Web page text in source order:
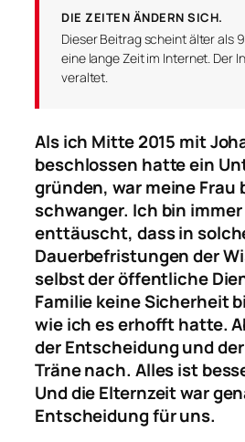
DIE ZEITEN ÄNDERN SICH.
Dieser Beitrag scheint älter als
eine lange Zeit im Internet. Der
veraltet.
Als ich Mitte 2015 mit
beschlossen hatte ein
gründen, war meine Frau
schwanger. Ich bin
enttäuscht, dass in
Dauerbefristungen der
selbst der öffentliche
Familie keine Sicherheit
wie ich es erhofft hatte.
der Entscheidung und
Träne nach. Alles ist
Und die Elternzeit war
Entscheidung für uns.